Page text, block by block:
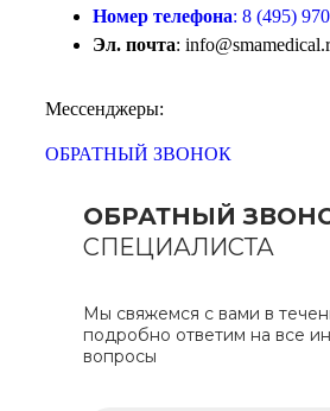
Номер телефона: 8 (495)
Эл. почта:
Мессенджеры:
ОБРАТНЫЙ ЗВОНОК
ОБРАТНЫЙ
СПЕЦИАЛИСТА
Мы свяжемся с вами в
подробно ответим на все
вопросы